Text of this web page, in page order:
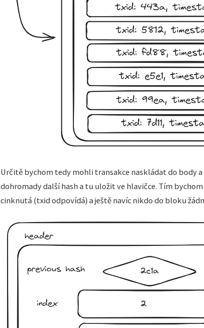
Určitě bychom tedy mohli transakce naskládat do body
dohromady další hash a tu uložit ve hlavičce. Tím
cinknutá (txid odpovídá) a ještě navíc nikdo do bloku